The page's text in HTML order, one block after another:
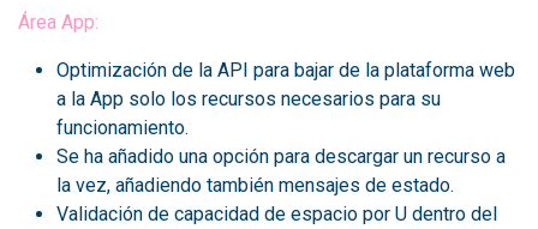
​Área App:
Optimización de la API para bajar de la plataforma web
a la App solo los recursos necesarios para su
funcionamiento.
Se ha añadido una opción para descargar un recurso a
la vez, añadiendo también mensajes de estado.
Validación de capacidad de espacio por U dentro del